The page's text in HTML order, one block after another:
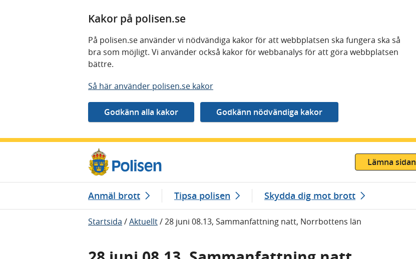
Kakor på polisen.se
På polisen.se använder vi nödvändiga kakor för att webbplatsen ska fungera ska så
bra som möjligt. Vi använder också kakor för webbanalys för att göra webbplatsen
bättre.
Så här använder polisen.se kakor
Lämna sidan
Anmäl brott Tipsa polisen Skydda dig mot brott
Startsida /Aktuellt/28 juni 08.13, Sammanfattning natt, Norrbottens län